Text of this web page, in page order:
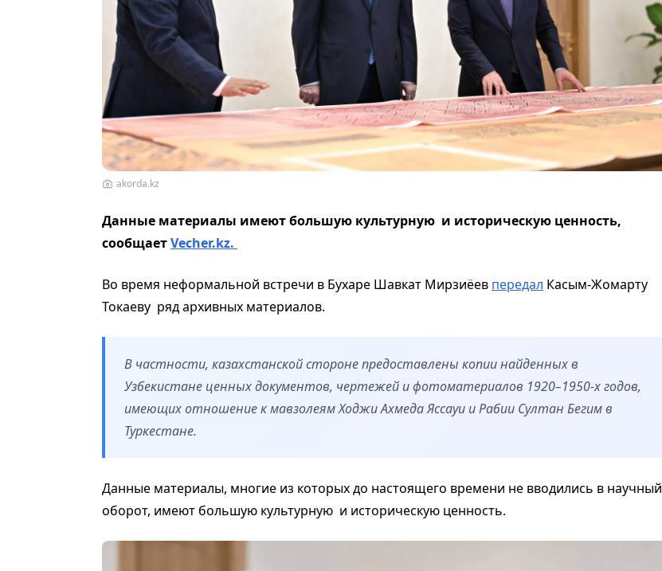
akorda.kz
Данные материалы имеют большую культурную и историческую ценность,
сообщаетVecher.kz.
Во время неформальной встречи в Бухаре Шавкат Мирзиёев передал Касым-Жомарту
Токаеву ряд архивных материалов.
В частности, казахстанской стороне предоставлены копии найденных в
Узбекистане ценных документов, чертежей и фотоматериалов 1920–1950-х годов,
имеющих отношение к мавзолеям Ходжи Ахмеда Яссауи и Рабии Султан Бегим в
Туркестане.
Данные материалы, многие из которых до настоящего времени не вводились в научный
оборот, имеют большую культурную и историческую ценность.